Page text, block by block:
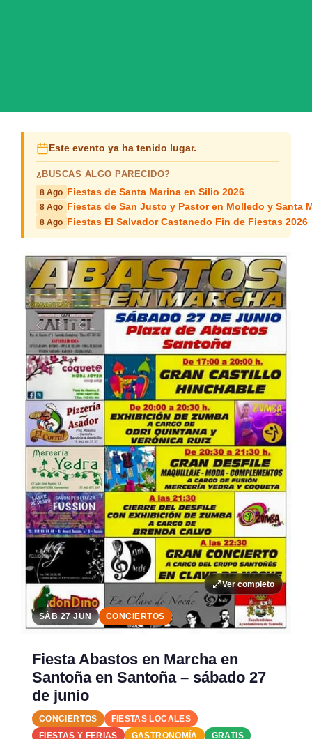
Este evento ya ha tenido lugar.
¿BUSCAS ALGO PARECIDO?
8 Ago Fiestas de Santa Marina en Silio 2026
8 Ago Fiestas de San Justo y Pastor en Molledo y Santa
8 Ago Fiestas El Salvador Castanedo Fin de Fiestas 2026
Ver completo
SÁB 27 JUN CONCIERTOS
Fiesta Abastos en Marcha en
Santoña en Santoña – sábado 27
de junio
CONCIERTOS
FIESTAS LOCALES
FIESTAS Y FERIAS
GASTRONOMÍA
GRATIS